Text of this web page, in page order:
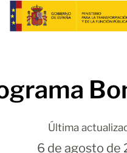
Última
6 de agosto de